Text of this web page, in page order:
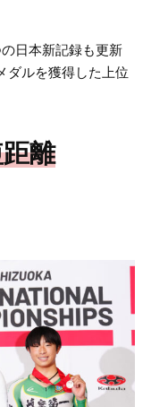
日本新記録も更新
ダルを獲得した上位
離